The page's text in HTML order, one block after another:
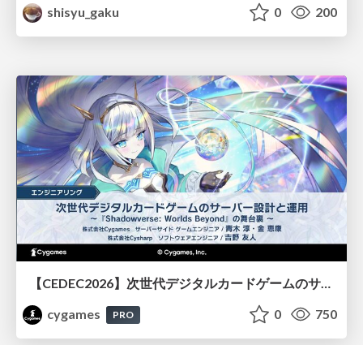
shisyu_gaku
0 200
【CEDEC2026】次世代デジタルカードゲームのサーバー設計と運用 〜『Shadowverse: Worlds Beyond』の舞台裏～
cygames
PRO 0 750